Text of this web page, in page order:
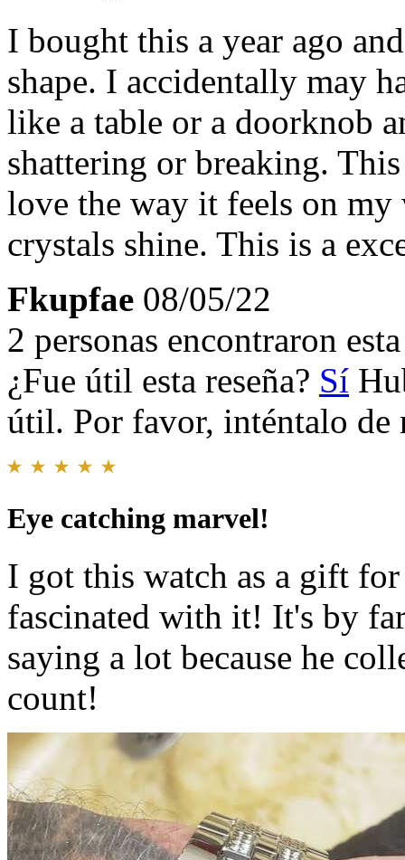
I bought this a year ago
shape. I accidentally may
like a table or a doorknob
shattering or breaking.
love the way it feels on
crystals shine. This is a
Fkupfae 08/05/22
2 personas encontraron
¿Fue útil esta reseña? Sí
útil. Por favor, inténtalo de
Eye catching marvel!
I got this watch as a gift
fascinated with it! It's by
saying a lot because he
count!